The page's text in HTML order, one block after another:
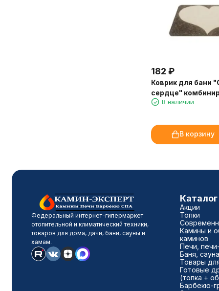
182 ₽
Коврик для бани
сердце"
(арт.3047)
В наличии
В корзину
Федеральный интернет-гипермаркет
отопительной и климатический техники,
товаров для дома, дачи, бани, сауны и
хамам.
Акции
Топки
Камины и
каминов
Печи,
Баня, сауна
Товары
Готовые
(топка +
Барбекю-